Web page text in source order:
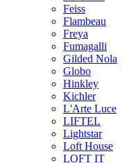
Feiss
Flambeau
Freya
Fumagalli
Gilded Nola
Globo
Hinkley
Kichler
L'Arte Luce
LIFTEL
Lightstar
Loft House
LOFT IT